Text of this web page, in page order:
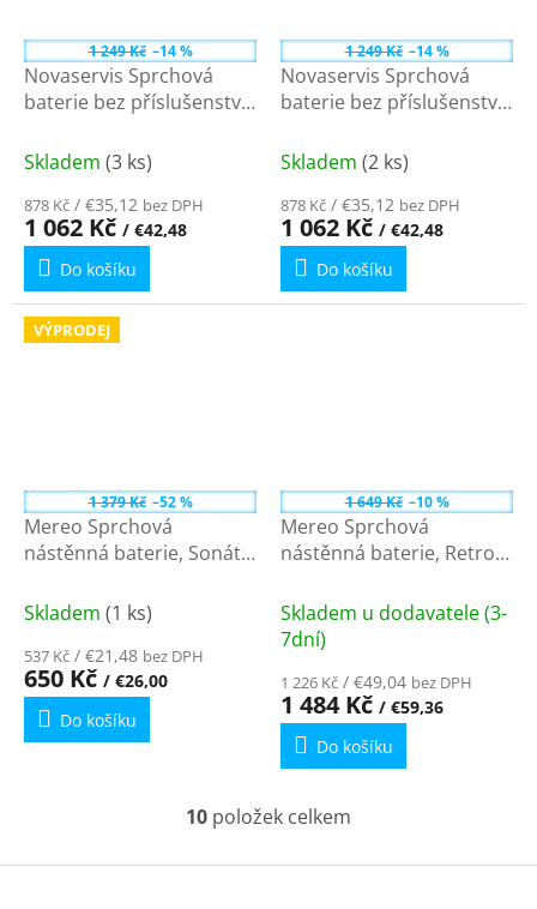
1 249 Kč –14 %
Novaservis Sprchová
baterie bez příslušenství
99160/1,0
Skladem (3 ks)
878 Kč / €35,12 bez DPH
1 062 Kč / €42,48
Do košíku
1 249 Kč –14 %
Novaservis Sprchová
baterie bez příslušenství
99164/1,0
Skladem (2 ks)
878 Kč / €35,12 bez DPH
1 062 Kč / €42,48
Do košíku
VÝPRODEJ
1 379 Kč –52 %
Mereo Sprchová
nástěnná baterie, Sonáta,
příslušenství, chrom
CB601A03N
Skladem (1 ks)
537 Kč / €21,48 bez DPH
650 Kč / €26,00
Do košíku
1 649 Kč –10 %
Mereo Sprchová
nástěnná baterie, Retro
příslušenstvím, chrom
CBL601
Skladem u dodavatele (3-
7dní)
1 226 Kč / €49,04 bez DPH
1 484 Kč / €59,36
Do košíku
O
l
10 položek celkem
Z